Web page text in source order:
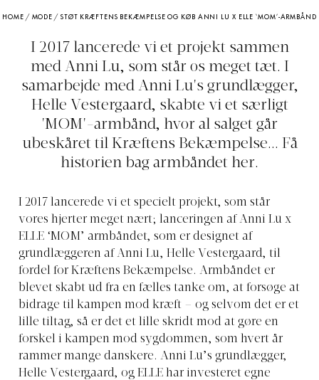
HOME / MODE / STØT KRÆFTENS BEKÆMPELSE OG KØB ANNI LU X ELLE ‘MOM’-ARMBÅND
I 2017 lancerede vi et projekt sammen
med Anni Lu, som står os meget tæt. I
samarbejde med Anni Lu's grundlægger,
Helle Vestergaard, skabte vi et særligt
'MOM'-armbånd, hvor al salget går
ubeskåret til Kræftens Bekæmpelse... Få
historien bag armbåndet her.
I 2017 lancerede vi et specielt projekt, som står
vores hjerter meget nært; lanceringen af Anni Lu x
ELLE ‘MOM’ armbåndet, som er designet af
grundlæggeren af Anni Lu, Helle Vestergaard, til
fordel for Kræftens Bekæmpelse. Armbåndet er
blevet skabt ud fra en fælles tanke om, at forsøge at
bidrage til kampen mod kræft – og selvom det er et
lille tiltag, så er det et lille skridt mod at gøre en
forskel i kampen mod sygdommen, som hvert år
rammer mange danskere. Anni Lu’s grundlægger,
Helle Vestergaard, og ELLE har investeret egne